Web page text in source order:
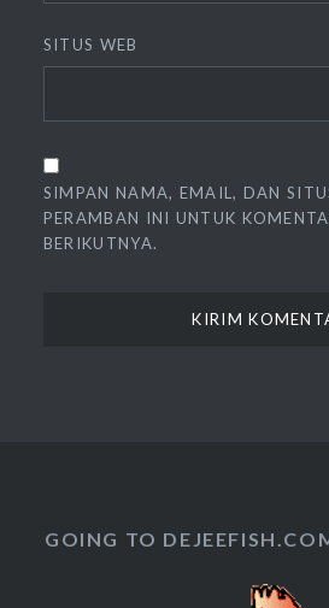
SITUS WEB
SIMPAN NAMA, EMAIL, DAN
PERAMBAN INI UNTUK
BERIKUTNYA.
GOING TO